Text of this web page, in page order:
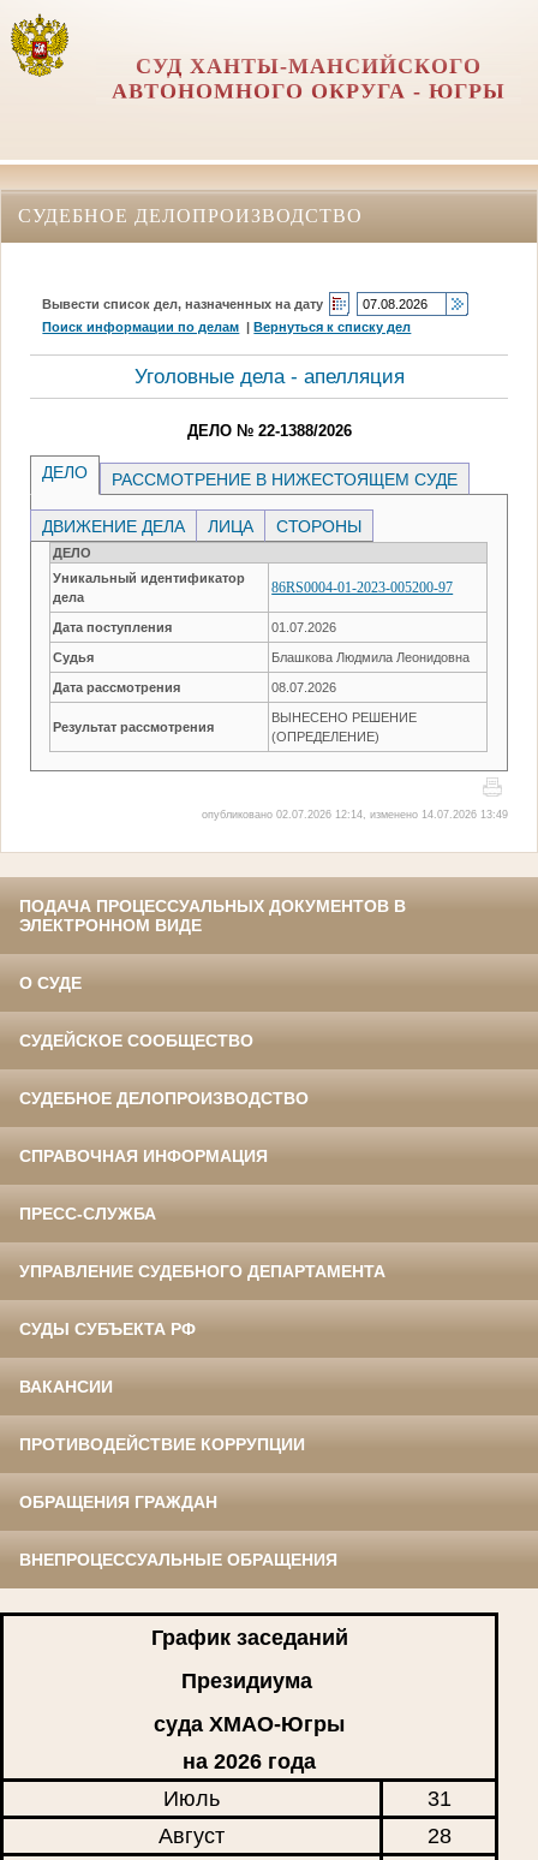
СУД ХАНТЫ-МАНСИЙСКОГО
АВТОНОМНОГО ОКРУГА - ЮГРЫ
СУДЕБНОЕ ДЕЛОПРОИЗВОДСТВО
Вывести список дел, назначенных на дату
Поиск информации по делам |Вернуться к списку дел
Уголовные дела - апелляция
ДЕЛО № 22-1388/2026
ДЕЛО РАССМОТРЕНИЕ В НИЖЕСТОЯЩЕМ СУДЕ
ДВИЖЕНИЕ ДЕЛА ЛИЦА СТОРОНЫ
ДЕЛО
Уникальный идентификатор
дела
86RS0004-01-2023-005200-97
Дата поступления 01.07.2026
Судья Блашкова Людмила Леонидовна
Дата рассмотрения 08.07.2026
Результат рассмотрения
ВЫНЕСЕНО РЕШЕНИЕ
(ОПРЕДЕЛЕНИЕ)
опубликовано 02.07.2026 12:14, изменено 14.07.2026 13:49
ПОДАЧА ПРОЦЕССУАЛЬНЫХ ДОКУМЕНТОВ В
ЭЛЕКТРОННОМ ВИДЕ
О СУДЕ
СУДЕЙСКОЕ СООБЩЕСТВО
СУДЕБНОЕ ДЕЛОПРОИЗВОДСТВО
СПРАВОЧНАЯ ИНФОРМАЦИЯ
ПРЕСС-СЛУЖБА
УПРАВЛЕНИЕ СУДЕБНОГО ДЕПАРТАМЕНТА
СУДЫ СУБЪЕКТА РФ
ВАКАНСИИ
ПРОТИВОДЕЙСТВИЕ КОРРУПЦИИ
ОБРАЩЕНИЯ ГРАЖДАН
ВНЕПРОЦЕССУАЛЬНЫЕ ОБРАЩЕНИЯ
График заседаний
Президиума
суда ХМАО-Югры
на 2026 года
Июль
31
Август
28